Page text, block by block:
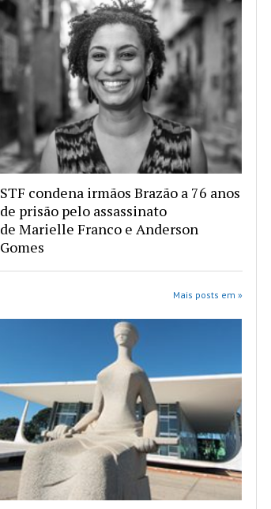
STF condena irmãos Brazão a 76 anos
de prisão pelo assassinato
de Marielle Franco e Anderson
Gomes
Mais posts em »